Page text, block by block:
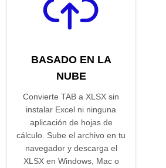
BASADO EN LA
NUBE
Convierte TAB a XLSX sin
instalar Excel ni ninguna
aplicación de hojas de
cálculo. Sube el archivo en tu
navegador y descarga el
XLSX en Windows, Mac o